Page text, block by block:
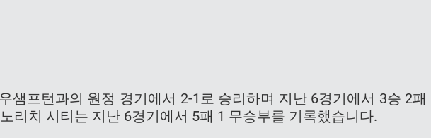
샘프턴과의 원정 경기에서 2-1로 승리하며 지난 6경기에서 3승 2패
리치 시티는 지난 6경기에서 5패 1 무승부를 기록했습니다.